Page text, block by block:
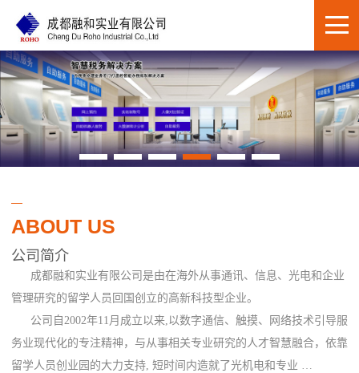
ABOUT US
公司简介
成都融和实业有限公司是由在海外从事通讯、信息、光电和企业
管理研究的留学人员回国创立的高新科技型企业。
公司自2002年11月成立以来,以数字通信、触摸、网络技术引导服
务业现代化的专注精神，与从事相关专业研究的人才智慧融合，依靠
留学人员创业园的大力支持, 短时间内造就了光机电和专业 …